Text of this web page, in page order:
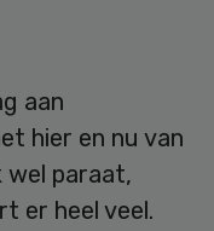
aan
hier en nu van
wel paraat,
er heel veel.